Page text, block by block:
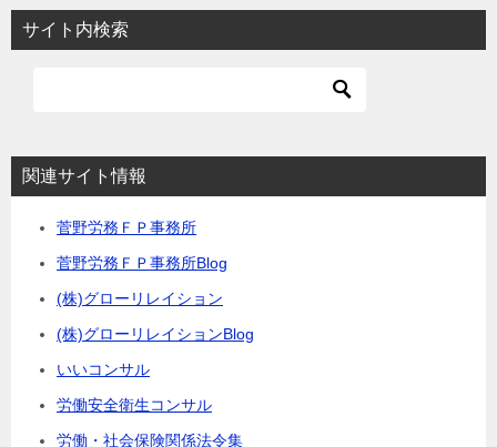
サイト内検索
関連サイト情報
菅野労務ＦＰ事務所
菅野労務ＦＰ事務所Blog
(株)グローリレイション
(株)グローリレイションBlog
いいコンサル
労働安全衛生コンサル
労働・社会保険関係法令集